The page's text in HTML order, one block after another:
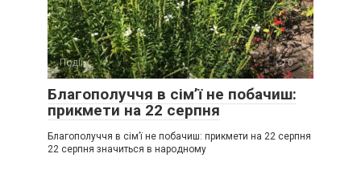
Події 0
Благополуччя в сім’ї не побачиш:
прикмети на 22 серпня
Благополуччя в сім’ї не побачиш: прикмети на 22 серпня
22 серпня значиться в народному